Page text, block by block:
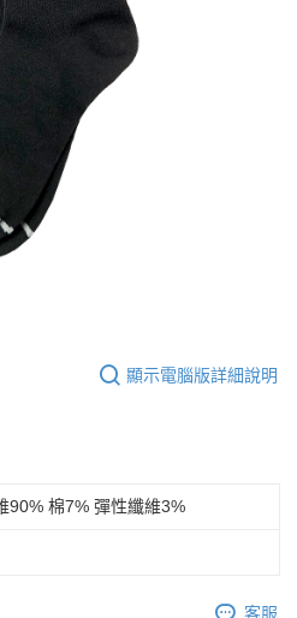
顯示電腦版詳細說明
90% 棉7% 彈性纖維3%
客服